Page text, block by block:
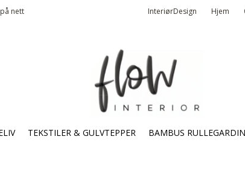
nett InteriørDesign Hjem
TEKSTILER & GULVTEPPER BAMBUS